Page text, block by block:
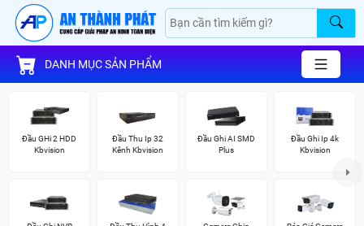
DANH MỤC SẢN PHẨM
Đầu GHi 2 HDD
Kbvision
Đầu Thu Ip 32
Kênh Kbvision
Đầu Ghi AI SMD
Plus
Đầu Ghi Ip 4k
Kbvision